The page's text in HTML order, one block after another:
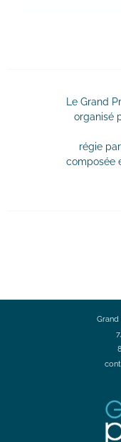
Le Grand
organisé
régie
composée
Grand